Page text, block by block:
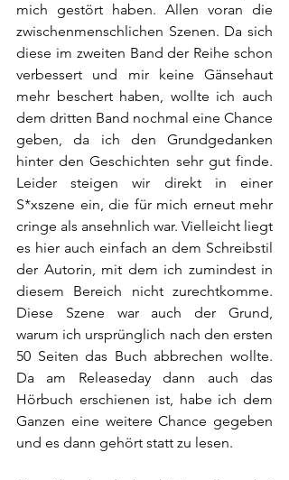
mich gestört haben. Allen voran die
zwischenmenschlichen Szenen. Da sich
diese im zweiten Band der Reihe schon
verbessert und mir keine Gänsehaut
mehr beschert haben, wollte ich auch
dem dritten Band nochmal eine Chance
geben, da ich den Grundgedanken
hinter den Geschichten sehr gut finde.
Leider steigen wir direkt in einer
S*xszene ein, die für mich erneut mehr
cringe als ansehnlich war. Vielleicht liegt
es hier auch einfach an dem Schreibstil
der Autorin, mit dem ich zumindest in
diesem Bereich nicht zurechtkomme.
Diese Szene war auch der Grund,
warum ich ursprünglich nach den ersten
50 Seiten das Buch abbrechen wollte.
Da am Releaseday dann auch das
Hörbuch erschienen ist, habe ich dem
Ganzen eine weitere Chance gegeben
und es dann gehört statt zu lesen.